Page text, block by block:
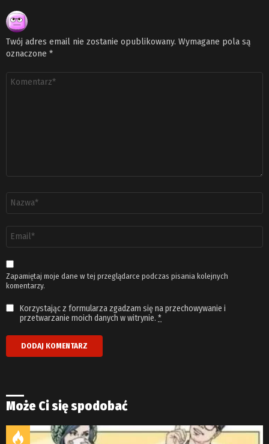
Twój adres email nie zostanie opublikowany. Wymagane pola są
oznaczone *
email
*
Zapamiętaj moje dane w tej przeglądarce podczas pisania kolejnych
komentarzy.
Korzystając z formularza zgadzam się na przechowywanie i
przetwarzanie moich danych w witrynie. *
Może Ci się spodobać